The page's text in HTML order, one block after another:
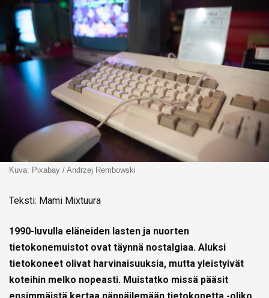
Kuva: Pixabay / Andrzej Rembowski
Teksti: Mami Mixtuura
1990-luvulla eläneiden lasten ja nuorten
tietokonemuistot ovat täynnä nostalgiaa. Aluksi
tietokoneet olivat harvinaisuuksia, mutta yleistyivät
koteihin melko nopeasti. Muistatko missä pääsit